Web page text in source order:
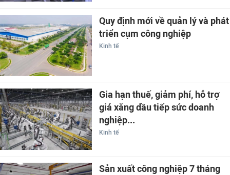
Quy định mới về quản lý và phát
triển cụm công nghiệp
Kinh tế
Gia hạn thuế, giảm phí, hỗ trợ
giá xăng dầu tiếp sức doanh
nghiệp...
Kinh tế
Sản xuất công nghiệp 7 tháng